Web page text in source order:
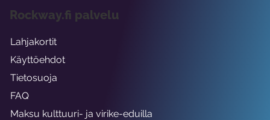
Rockway.fi palvelu
Lahjakortit
Käyttöehdot
Tietosuoja
FAQ
Maksu kulttuuri- ja virike-eduilla